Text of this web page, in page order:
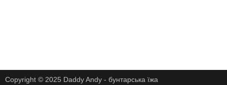
Copyright © 2025 Daddy Andy - бунтарська їжа